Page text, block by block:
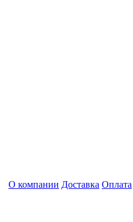
О компании Доставка Оплата